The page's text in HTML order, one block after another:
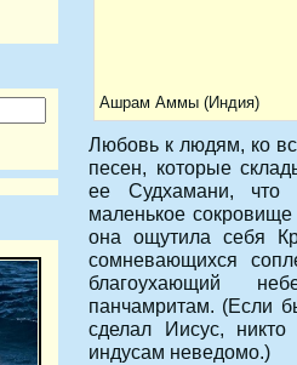
Ашрам Аммы (Индия)
Любовь к людям, ко
песен, которые
ее Судхамани, что
маленькое
она ощутила себя
сомневающихся
благоухающий
панчамритам. (Если
сделал Иисус,
индусам неведомо.)